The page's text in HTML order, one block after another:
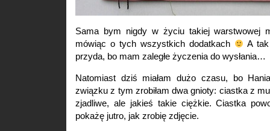
Sama bym nigdy w życiu takiej warstwowej
mówiąc o tych wszystkich dodatkach
A
przyda, bo mam zaległe życzenia do wysłania…
Natomiast dziś miałam dużo czasu, bo
związku z tym zrobiłam dwa gnioty: ciastka z
zjadliwe, ale jakieś takie ciężkie. Ciastka
pokażę jutro, jak zrobię zdjęcie.